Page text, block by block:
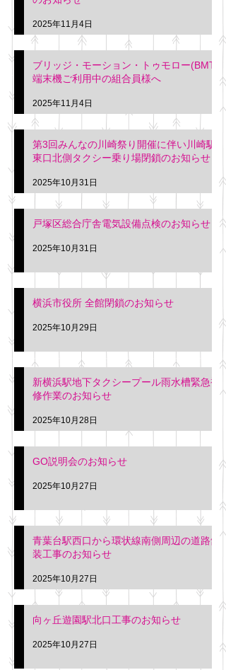
2025年11月4日
ブリッジ・モーション・トゥモロー(BMT)
端末機ご利用中の組合員様へ
2025年11月4日
第3回みんなの川崎祭り開催に伴い川崎駅
東口北側タクシー乗り場閉鎖のお知らせ
2025年10月31日
戸塚区総合庁舎電気設備点検のお知らせ
2025年10月31日
横浜市役所 全館閉鎖のお知らせ
2025年10月29日
新横浜駅地下タクシープール雨水槽緊急補
修作業のお知らせ
2025年10月28日
GO説明会のお知らせ
2025年10月27日
青葉台駅西口から環状線南側周辺の道路舗
装工事のお知らせ
2025年10月27日
向ヶ丘遊園駅北口工事のお知らせ
2025年10月27日